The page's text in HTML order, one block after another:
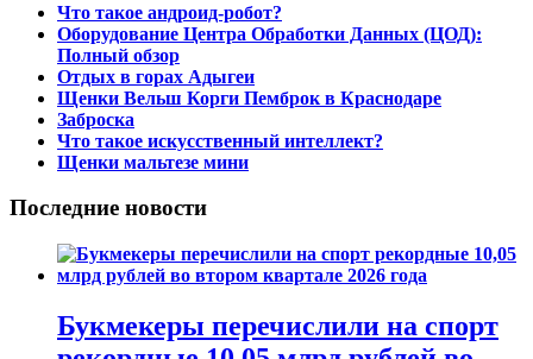
Что такое андроид-робот?
Оборудование Центра Обработки Данных (ЦОД):
Полный обзор
Отдых в горах Адыгеи
Щенки Вельш Корги Пемброк в Краснодаре
Заброска
Что такое искусственный интеллект?
Щенки мальтезе мини
Последние новости
Букмекеры перечислили на спорт